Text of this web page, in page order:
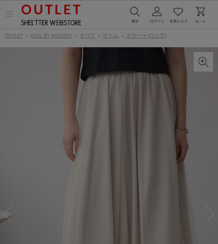
ー
を
OUTLET > AZUL BY MOUSSY > すべて > ボトム > スカート(ロング)